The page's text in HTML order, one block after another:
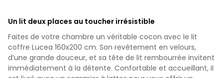
Un lit deux places au toucher irrésistible
Faites de votre chambre un véritable cocon avec le lit
coffre Lucea 160x200 cm. Son revêtement en velours,
d’une grande douceur, et sa tête de lit rembourrée invitent
immédiatement à la détente. Confortable et accueillant, il